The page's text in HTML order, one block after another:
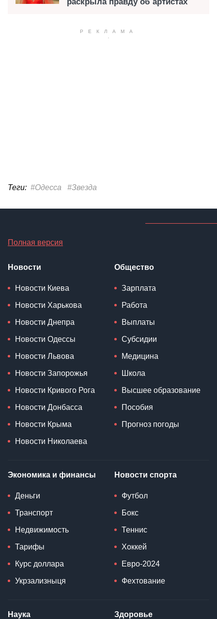
Теги: #Одесса #Звезда
Полная версия
Новости
Новости Киева
Новости Харькова
Новости Днепра
Новости Одессы
Новости Львова
Новости Запорожья
Новости Кривого Рога
Новости Донбасса
Новости Крыма
Новости Николаева
Общество
Зарплата
Работа
Выплаты
Субсидии
Медицина
Школа
Высшее образование
Пособия
Прогноз погоды
Экономика и финансы
Деньги
Транспорт
Недвижимость
Тарифы
Курс доллара
Укрзализныця
Новости спорта
Футбол
Бокс
Теннис
Хоккей
Евро-2024
Фехтование
Наука Здоровье